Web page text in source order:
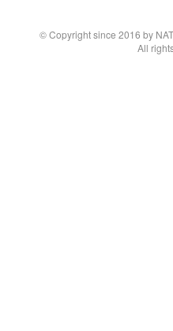
© Copyright since 2016 by
All